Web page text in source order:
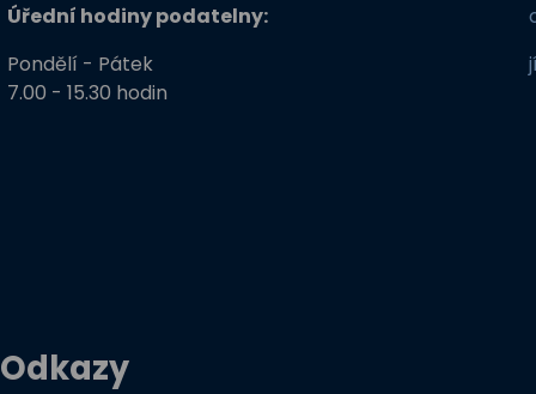
Úřední hodiny podatelny:
Pondělí - Pátek
7.00 - 15.30 hodin
Odkazy